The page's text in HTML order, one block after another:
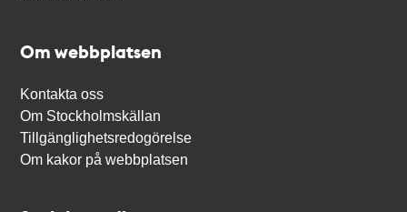
Om webbplatsen
Kontakta oss
Om Stockholmskällan
Tillgänglighetsredogörelse
Om kakor på webbplatsen